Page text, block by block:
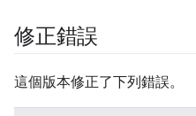
修正錯誤
這個版本修正了下列錯誤。